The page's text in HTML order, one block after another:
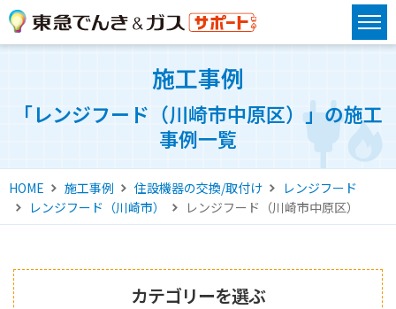
施工事例
「レンジフード（川崎市中原区）」の施工
事例一覧
HOME 施工事例 住設機器の交換/取付け
レンジフード
レンジフード（川崎市）
レンジフード（川崎市中原区）
カテゴリーを選ぶ